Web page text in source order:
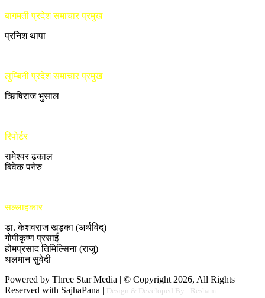
बागमती प्रदेश समाचार प्रमुख
प्रनिश थापा
लुम्बिनी प्रदेश समाचार प्रमुख
ऋिषिराज भुसाल
रिपोर्टर
रामेश्वर ढकाल
बिवेक पनेरु
सल्लाहकार
डा. केशवराज खड्का (अर्थविद्)
गोपीकृष्ण प्रसाई
होमप्रसाद तिमिल्सिना (राजु)
थलमान सुवेदी
Powered by Three Star Media | © Copyright 2026, All Rights
Reserved with SajhaPana | Design & Developed By : Resham